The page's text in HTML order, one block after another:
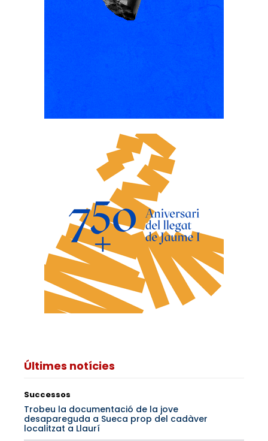
Últimes notícies
Successos
Trobeu la documentació de la jove
desapareguda a Sueca prop del cadàver
localitzat a Llaurí